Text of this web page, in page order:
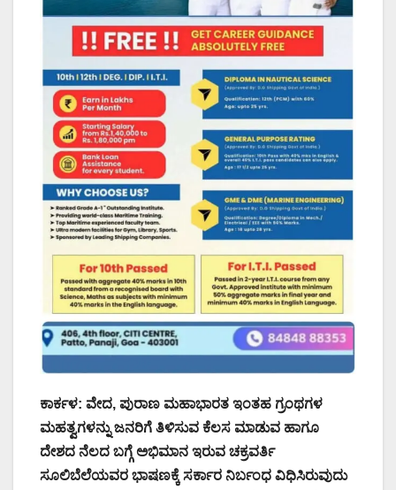
ಕಾರ್ಕಳ: ವೇದ, ಪುರಾಣ ಮಹಾಭಾರತ ಇಂತಹ ಗ್ರಂಥಗಳ
ಮಹತ್ವಗಳನ್ನು ಜನರಿಗೆ ತಿಳಿಸುವ ಕೆಲಸ ಮಾಡುವ ಹಾಗೂ
ದೇಶದ ನೆಲದ ಬಗ್ಗೆ ಅಭಿಮಾನ ಇರುವ ಚಕ್ರವರ್ತಿ
ಸೂಲಿಬೆಲೆಯವರ ಭಾಷಣಕ್ಕೆ ಸರ್ಕಾರ ನಿರ್ಬಂಧ ವಿಧಿಸಿರುವುದು